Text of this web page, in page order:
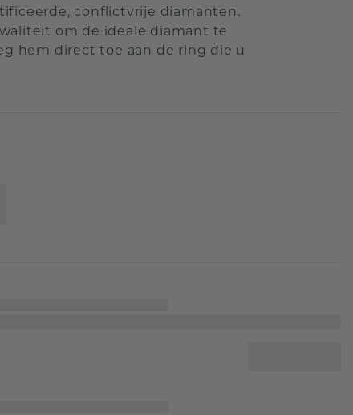
conflictvrije diamanten.
om de ideale diamant te
hem direct toe aan de ring die u